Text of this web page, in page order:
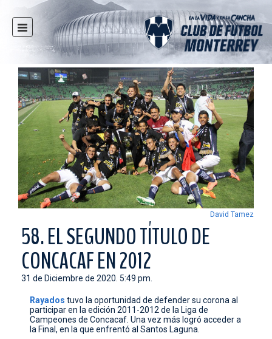
INICIO
NOTICIAS
CLUB
MULTIMEDIA
RAYADOS
RAYADAS
FUERZAS BÁSICAS
RESPONSABILIDAD SOCIAL
TAQUILLA
TIENDA
ESTADIO
PRENSA
David Tamez
58. EL SEGUNDO TÍTULO DE
CONCACAF EN 2012
31 de Diciembre de 2020. 5:49 pm.
Rayados tuvo la oportunidad de defender su corona al
participar en la edición 2011-2012 de la Liga de
Campeones de Concacaf. Una vez más logró acceder a
la Final, en la que enfrentó al Santos Laguna.